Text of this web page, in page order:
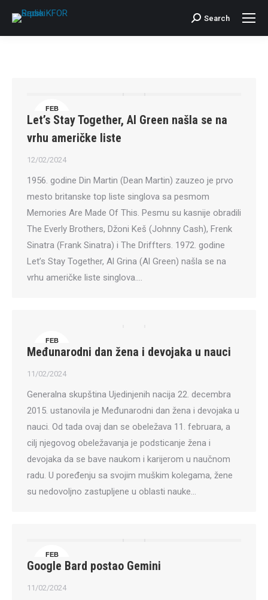
Search:
Search
FEB
12
Let’s Stay Together, Al Green našla se na
vrhu američke liste
12/02/2024
1956. godine Din Martin (Dean Martin) zauzeo je prvo
mesto britanske top liste singlova sa pesmom
Memories Are Made Of This. Pesmu su kasnije obradili
The Everly Brothers, Džoni Keš (Johnny Cash), Frenk
Sinatra (Frank Sinatra) i The Driffters. 1972. godine
Let’s Stay Together, Al Grina (Al Green) našla se na
vrhu američke liste singlova.…
FEB
11
Međunarodni dan žena i devojaka u nauci
11/02/2024
Generalna skupština Ujedinjenih nacija 22. decembra
2015. ustanovila je Međunarodni dan žena i devojaka u
nauci. Od tada ovaj dan se obeležava 11. februara, a
cilj njegovog obeležavanja je podsticanje žena i
devojaka da se bave naukom i karijerom u naučnom
radu. U poređenju sa svojim muškim kolegama, žene
su nedovoljno zastupljene u oblasti nauke…
FEB
11
Google Bard postao Gemini
11/02/2024